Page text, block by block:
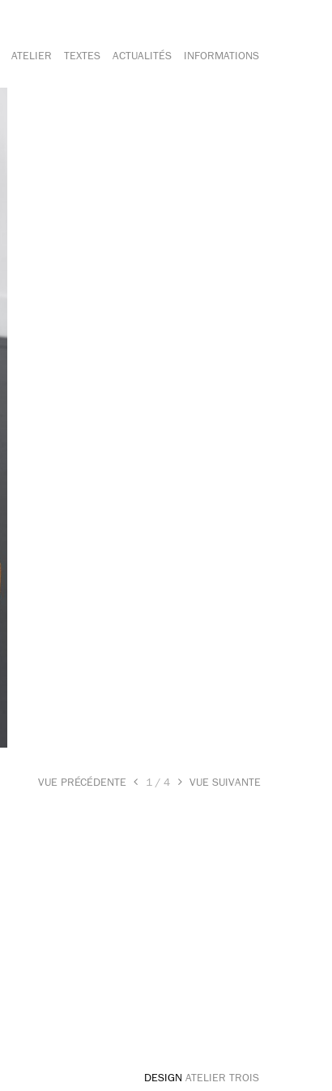
ATELIER TEXTES ACTUALITÉS INFORMATIONS
VUE PRÉCÉDENTE 1 / 4 VUE SUIVANTE
DESIGN ATELIER TROIS